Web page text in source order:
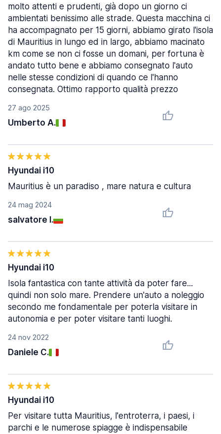
27 ago 2025
Umberto A.
molto attenti e prudenti, già dopo un giorno ci
ambientati benissimo alle strade. Questa macchina ci
ha accompagnato per 15 giorni, abbiamo girato l'isola
di Mauritius in lungo ed in largo, abbiamo macinato
km come se non ci fosse un domani, per fortuna è
andato tutto bene e abbiamo consegnato l'auto
nelle stesse condizioni di quando ce l'hanno
consegnata. Ottimo rapporto qualità prezzo
24 mag 2024
salvatore I.
Hyundai i10
Mauritius è un paradiso , mare natura e cultura
24 nov 2022
Daniele C.
Hyundai i10
Isola fantastica con tante attività da poter fare...
quindi non solo mare. Prendere un'auto a noleggio
secondo me fondamentale per poterla visitare in
autonomia e per poter visitare tanti luoghi.
Hyundai i10
Per visitare tutta Mauritius, l'entroterra, i paesi, i
parchi e le numerose spiagge è indispensabile